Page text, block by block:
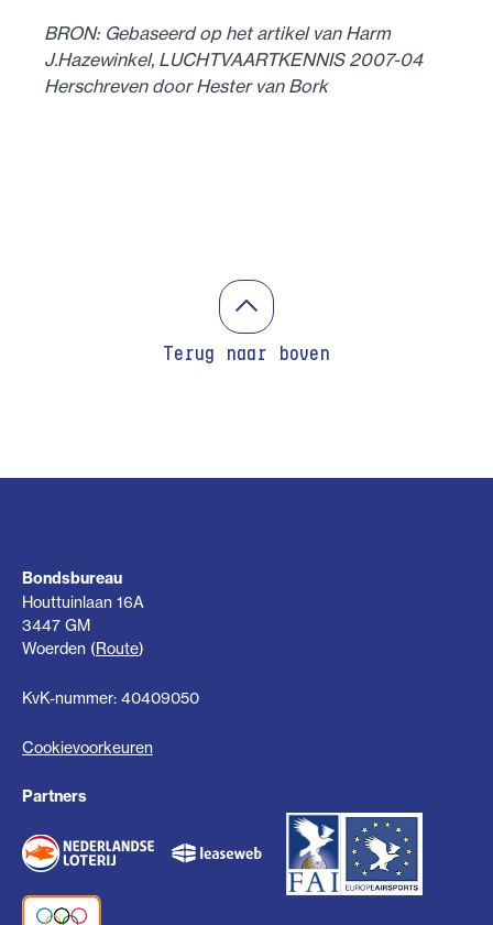
BRON: Gebaseerd op het artikel van Harm
J.Hazewinkel, LUCHTVAARTKENNIS 2007-04
Herschreven door Hester van Bork
Terug naar boven
Bondsbureau
Houttuinlaan 16A
3447 GM
Woerden (Route)
KvK-nummer: 40409050
Cookievoorkeuren
Partners